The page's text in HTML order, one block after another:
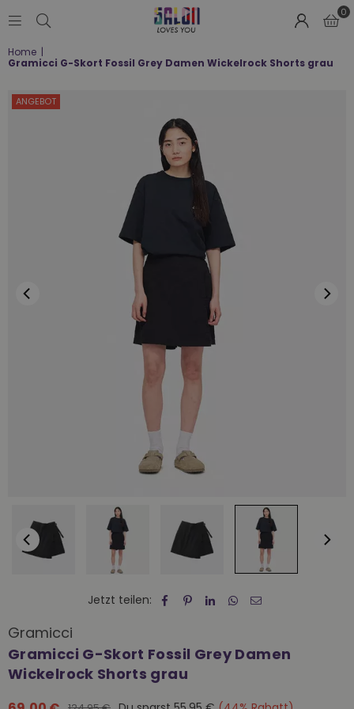
LOVES
YOU
0
Home |
Gramicci G-Skort Fossil Grey Damen Wickelrock Shorts grau
ANGEBOT
Jetzt teilen:
Gramicci
Gramicci G-Skort Fossil Grey Damen
Wickelrock Shorts grau